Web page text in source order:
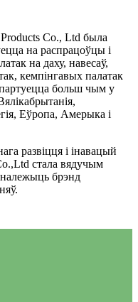
Co., Ltd была
на распрацоўцы і
на даху, навесаў,
кемпінгавых палатак
больш чым у
Еўропа, Амерыка і
развіцця і інавацый
стала вядучым
брэнд